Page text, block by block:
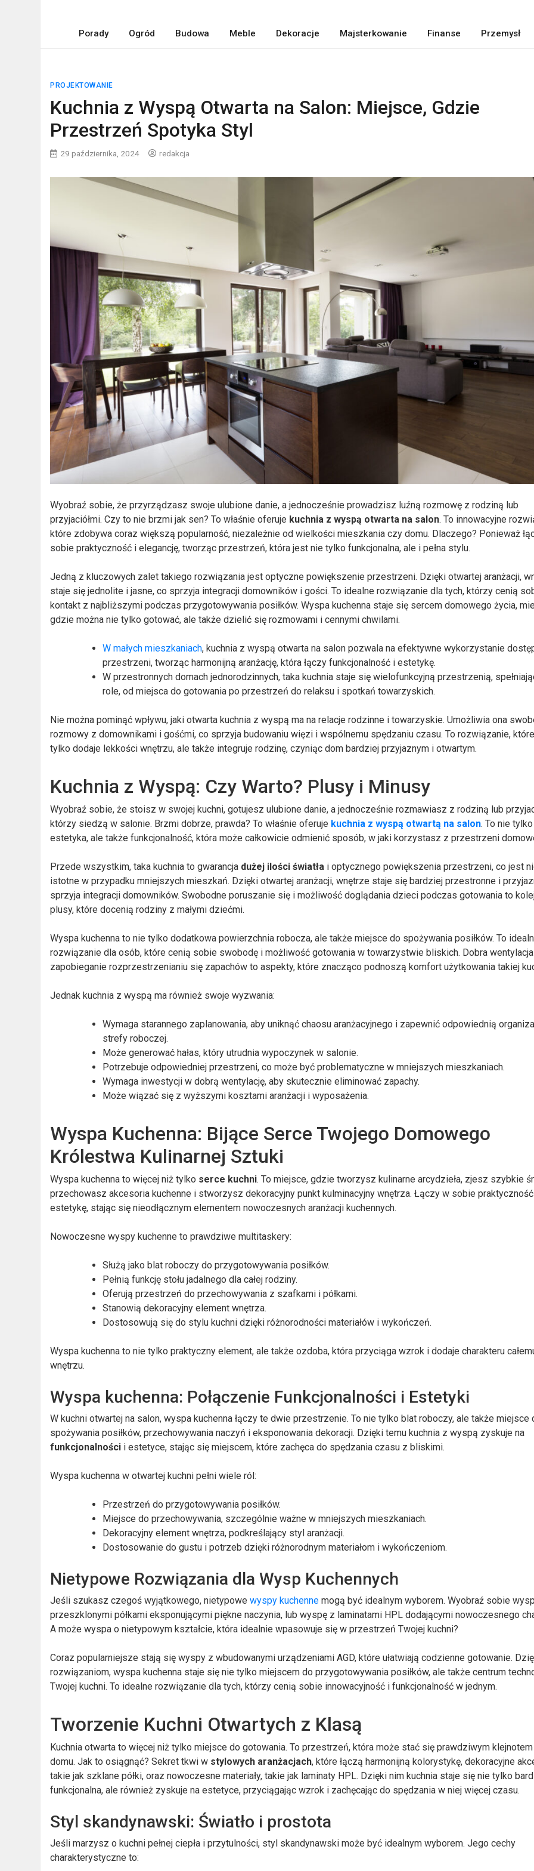
Porady Ogród Budowa Meble Dekoracje Majsterkowanie Finanse Przemysł
PROJEKTOWANIE
Kuchnia z Wyspą Otwarta na Salon: Miejsce, Gdzie
Przestrzeń Spotyka Styl
29 października, 2024 redakcja
Wyobraź sobie, że przyrządzasz swoje ulubione danie, a jednocześnie prowadzisz luźną rozmowę z rodziną lub
przyjaciółmi. Czy to nie brzmi jak sen? To właśnie oferuje kuchnia z wyspą otwarta na salon. To innowacyjne
które zdobywa coraz większą popularność, niezależnie od wielkości mieszkania czy domu. Dlaczego? Ponieważ
sobie praktyczność i elegancję, tworząc przestrzeń, która jest nie tylko funkcjonalna, ale i pełna stylu.
Jedną z kluczowych zalet takiego rozwiązania jest optyczne powiększenie przestrzeni. Dzięki otwartej aranżacji,
staje się jednolite i jasne, co sprzyja integracji domowników i gości. To idealne rozwiązanie dla tych, którzy cenią
kontakt z najbliższymi podczas przygotowywania posiłków. Wyspa kuchenna staje się sercem domowego życia,
gdzie można nie tylko gotować, ale także dzielić się rozmowami i cennymi chwilami.
W małych mieszkaniach, kuchnia z wyspą otwarta na salon pozwala na efektywne wykorzystanie
przestrzeni, tworząc harmonijną aranżację, która łączy funkcjonalność i estetykę.
W przestronnych domach jednorodzinnych, taka kuchnia staje się wielofunkcyjną przestrzenią,
role, od miejsca do gotowania po przestrzeń do relaksu i spotkań towarzyskich.
Nie można pominąć wpływu, jaki otwarta kuchnia z wyspą ma na relacje rodzinne i towarzyskie. Umożliwia ona
rozmowy z domownikami i gośćmi, co sprzyja budowaniu więzi i wspólnemu spędzaniu czasu. To rozwiązanie,
tylko dodaje lekkości wnętrzu, ale także integruje rodzinę, czyniąc dom bardziej przyjaznym i otwartym.
Kuchnia z Wyspą: Czy Warto? Plusy i Minusy
Wyobraź sobie, że stoisz w swojej kuchni, gotujesz ulubione danie, a jednocześnie rozmawiasz z rodziną lub
którzy siedzą w salonie. Brzmi dobrze, prawda? To właśnie oferuje kuchnia z wyspą otwartą na salon. To nie tylko
estetyka, ale także funkcjonalność, która może całkowicie odmienić sposób, w jaki korzystasz z przestrzeni
Przede wszystkim, taka kuchnia to gwarancja dużej ilości światła i optycznego powiększenia przestrzeni, co jest
istotne w przypadku mniejszych mieszkań. Dzięki otwartej aranżacji, wnętrze staje się bardziej przestronne i
sprzyja integracji domowników. Swobodne poruszanie się i możliwość doglądania dzieci podczas gotowania to
plusy, które docenią rodziny z małymi dziećmi.
Wyspa kuchenna to nie tylko dodatkowa powierzchnia robocza, ale także miejsce do spożywania posiłków. To
rozwiązanie dla osób, które cenią sobie swobodę i możliwość gotowania w towarzystwie bliskich. Dobra
zapobieganie rozprzestrzenianiu się zapachów to aspekty, które znacząco podnoszą komfort użytkowania takiej
Jednak kuchnia z wyspą ma również swoje wyzwania:
Wymaga starannego zaplanowania, aby uniknąć chaosu aranżacyjnego i zapewnić odpowiednią
strefy roboczej.
Może generować hałas, który utrudnia wypoczynek w salonie.
Potrzebuje odpowiedniej przestrzeni, co może być problematyczne w mniejszych mieszkaniach.
Wymaga inwestycji w dobrą wentylację, aby skutecznie eliminować zapachy.
Może wiązać się z wyższymi kosztami aranżacji i wyposażenia.
Wyspa Kuchenna: Bijące Serce Twojego Domowego
Królestwa Kulinarnej Sztuki
Wyspa kuchenna to więcej niż tylko serce kuchni. To miejsce, gdzie tworzysz kulinarne arcydzieła, zjesz szybkie
przechowasz akcesoria kuchenne i stworzysz dekoracyjny punkt kulminacyjny wnętrza. Łączy w sobie
estetykę, stając się nieodłącznym elementem nowoczesnych aranżacji kuchennych.
Nowoczesne wyspy kuchenne to prawdziwe multitaskery:
Służą jako blat roboczy do przygotowywania posiłków.
Pełnią funkcję stołu jadalnego dla całej rodziny.
Oferują przestrzeń do przechowywania z szafkami i półkami.
Stanowią dekoracyjny element wnętrza.
Dostosowują się do stylu kuchni dzięki różnorodności materiałów i wykończeń.
Wyspa kuchenna to nie tylko praktyczny element, ale także ozdoba, która przyciąga wzrok i dodaje charakteru
wnętrzu.
Wyspa kuchenna: Połączenie Funkcjonalności i Estetyki
W kuchni otwartej na salon, wyspa kuchenna łączy te dwie przestrzenie. To nie tylko blat roboczy, ale także miejsce
spożywania posiłków, przechowywania naczyń i eksponowania dekoracji. Dzięki temu kuchnia z wyspą zyskuje na
funkcjonalności i estetyce, stając się miejscem, które zachęca do spędzania czasu z bliskimi.
Wyspa kuchenna w otwartej kuchni pełni wiele ról:
Przestrzeń do przygotowywania posiłków.
Miejsce do przechowywania, szczególnie ważne w mniejszych mieszkaniach.
Dekoracyjny element wnętrza, podkreślający styl aranżacji.
Dostosowanie do gustu i potrzeb dzięki różnorodnym materiałom i wykończeniom.
Nietypowe Rozwiązania dla Wysp Kuchennych
Jeśli szukasz czegoś wyjątkowego, nietypowewyspy kuchenne mogą być idealnym wyborem. Wyobraź sobie
przeszklonymi półkami eksponującymi piękne naczynia, lub wyspę z laminatami HPL dodającymi nowoczesnego
A może wyspa o nietypowym kształcie, która idealnie wpasowuje się w przestrzeń Twojej kuchni?
Coraz popularniejsze stają się wyspy z wbudowanymi urządzeniami AGD, które ułatwiają codzienne gotowanie.
rozwiązaniom, wyspa kuchenna staje się nie tylko miejscem do przygotowywania posiłków, ale także centrum
Twojej kuchni. To idealne rozwiązanie dla tych, którzy cenią sobie innowacyjność i funkcjonalność w jednym.
Tworzenie Kuchni Otwartych z Klasą
Kuchnia otwarta to więcej niż tylko miejsce do gotowania. To przestrzeń, która może stać się prawdziwym
domu. Jak to osiągnąć? Sekret tkwi w stylowych aranżacjach, które łączą harmonijną kolorystykę, dekoracyjne
takie jak szklane półki, oraz nowoczesne materiały, takie jak laminaty HPL. Dzięki nim kuchnia staje się nie tylko
funkcjonalna, ale również zyskuje na estetyce, przyciągając wzrok i zachęcając do spędzania w niej więcej czasu.
Styl skandynawski: Światło i prostota
Jeśli marzysz o kuchni pełnej ciepła i przytulności, styl skandynawski może być idealnym wyborem. Jego cechy
charakterystyczne to: